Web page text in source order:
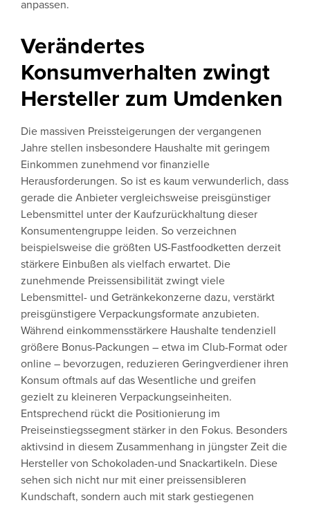
anpassen.
Verändertes
Konsumverhalten zwingt
Hersteller zum Umdenken
Die massiven Preissteigerungen der vergangenen
Jahre stellen insbesondere Haushalte mit geringem
Einkommen zunehmend vor finanzielle
Herausforderungen. So ist es kaum verwunderlich, dass
gerade die Anbieter vergleichsweise preisgünstiger
Lebensmittel unter der Kaufzurückhaltung dieser
Konsumentengruppe leiden. So verzeichnen
beispielsweise die größten US-Fastfoodketten derzeit
stärkere Einbußen als vielfach erwartet. Die
zunehmende Preissensibilität zwingt viele
Lebensmittel- und Getränkekonzerne dazu, verstärkt
preisgünstigere Verpackungsformate anzubieten.
Während einkommensstärkere Haushalte tendenziell
größere Bonus-Packungen – etwa im Club-Format oder
online – bevorzugen, reduzieren Geringverdiener ihren
Konsum oftmals auf das Wesentliche und greifen
gezielt zu kleineren Verpackungseinheiten.
Entsprechend rückt die Positionierung im
Preiseinstiegssegment stärker in den Fokus. Besonders
aktivsind in diesem Zusammenhang in jüngster Zeit die
Hersteller von Schokoladen-und Snackartikeln. Diese
sehen sich nicht nur mit einer preissensibleren
Kundschaft, sondern auch mit stark gestiegenen